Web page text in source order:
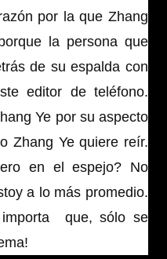
por la que Zhang
la persona que
de su espalda con
editor de teléfono.
Ye por su aspecto
Zhang Ye quiere reír.
en el espejo? No
a lo más promedio.
que, sólo se